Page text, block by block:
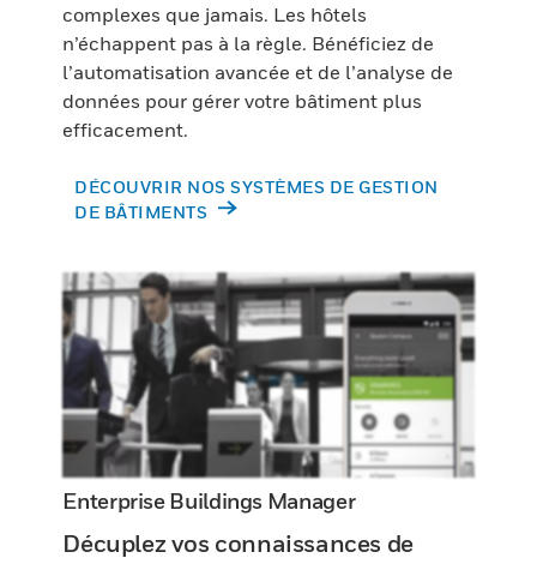
complexes que jamais. Les hôtels
n’échappent pas à la règle. Bénéficiez de
l’automatisation avancée et de l’analyse de
données pour gérer votre bâtiment plus
efficacement.
DÉCOUVRIR NOS SYSTÈMES DE GESTION
DE BÂTIMENTS
Enterprise Buildings Manager
Décuplez vos connaissances de